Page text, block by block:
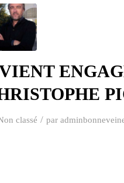
classé / par